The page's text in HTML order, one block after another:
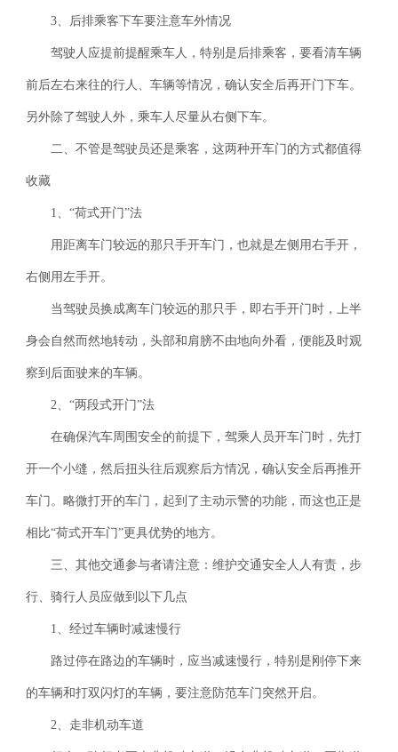
3、后排乘客下车要注意车外情况
驾驶人应提前提醒乘车人，特别是后排乘客，要看清车辆
前后左右来往的行人、车辆等情况，确认安全后再开门下车。
另外除了驾驶人外，乘车人尽量从右侧下车。
二、不管是驾驶员还是乘客，这两种开车门的方式都值得
收藏
1、“荷式开门”法
用距离车门较远的那只手开车门，也就是左侧用右手开，
右侧用左手开。
当驾驶员换成离车门较远的那只手，即右手开门时，上半
身会自然而然地转动，头部和肩膀不由地向外看，便能及时观
察到后面驶来的车辆。
2、“两段式开门”法
在确保汽车周围安全的前提下，驾乘人员开车门时，先打
开一个小缝，然后扭头往后观察后方情况，确认安全后再推开
车门。略微打开的车门，起到了主动示警的功能，而这也正是
相比“荷式开车门”更具优势的地方。
三、其他交通参与者请注意：维护交通安全人人有责，步
行、骑行人员应做到以下几点
1、经过车辆时减速慢行
路过停在路边的车辆时，应当减速慢行，特别是刚停下来
的车辆和打双闪灯的车辆，要注意防范车门突然开启。
2、走非机动车道